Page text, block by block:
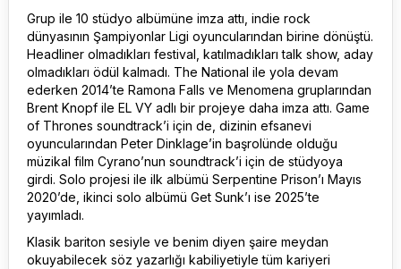
Grup ile 10 stüdyo albümüne imza attı, indie rock
dünyasının Şampiyonlar Ligi oyuncularından birine dönüştü.
Headliner olmadıkları festival, katılmadıkları talk show, aday
olmadıkları ödül kalmadı. The National ile yola devam
ederken 2014’te Ramona Falls ve Menomena gruplarından
Brent Knopf ile EL VY adlı bir projeye daha imza attı. Game
of Thrones soundtrack’i için de, dizinin efsanevi
oyuncularından Peter Dinklage’in başrolünde olduğu
müzikal film Cyrano’nun soundtrack’i için de stüdyoya
girdi. Solo projesi ile ilk albümü Serpentine Prison’ı Mayıs
2020’de, ikinci solo albümü Get Sunk’ı ise 2025’te
yayımladı.
Klasik bariton sesiyle ve benim diyen şaire meydan
okuyabilecek söz yazarlığı kabiliyetiyle tüm kariyeri